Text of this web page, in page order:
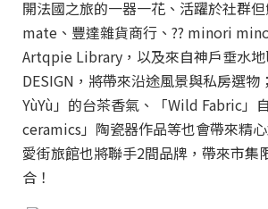
開法國之旅的一器一花、活躍於社群
mate、豐達雜貨商行、?? minori
Artqpie Library，以及來自神戶垂水
DESIGN，將帶來沿途風景與私房選物
YùYù」的台茶香氣、「Wild Fabric」
ceramics」陶瓷器作品等也會帶來精
愛街旅館也將聯手2間品牌，帶來市集
合！